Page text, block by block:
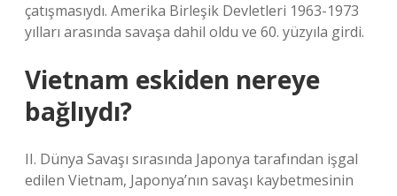
çatışmasıydı. Amerika Birleşik Devletleri 1963-1973
yılları arasında savaşa dahil oldu ve 60. yüzyıla girdi.
Vietnam eskiden nereye
bağlıydı?
II. Dünya Savaşı sırasında Japonya tarafından işgal
edilen Vietnam, Japonya’nın savaşı kaybetmesinin